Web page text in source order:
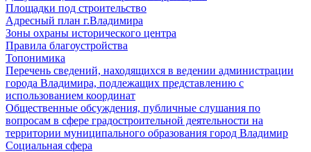
Площадки под строительство
Адресный план г.Владимира
Зоны охраны исторического центра
Правила благоустройства
Топонимика
Перечень сведений, находящихся в ведении администрации
города Владимира, подлежащих представлению с
использованием координат
Общественные обсуждения, публичные слушания по
вопросам в сфере градостроительной деятельности на
территории муниципального образования город Владимир
Социальная сфера